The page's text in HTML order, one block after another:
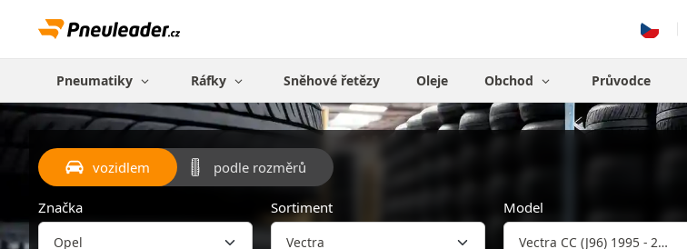
Pneumatiky Ráfky Sněhové řetězy Oleje Obchod Průvodce
vozidlem podle rozměrů
Značka Sortiment Model